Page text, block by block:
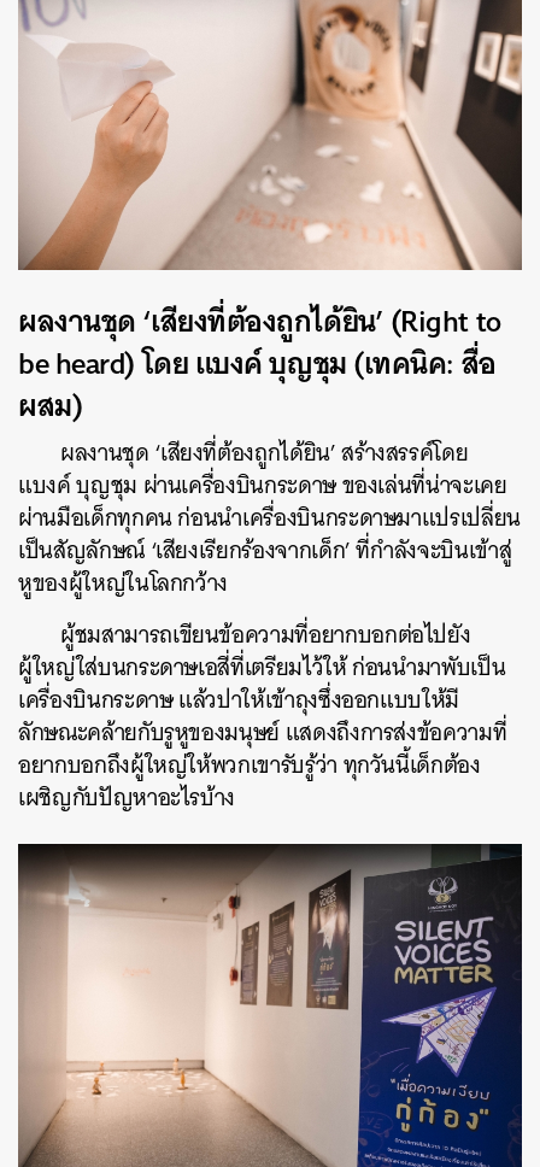
ผลงานชุด ‘เสียงที่ต้องถูกได้ยิน’ (Right to
be heard) โดย แบงค์ บุญชุม (เทคนิค: สื่อ
ผสม)
ผลงานชุด ‘เสียงที่ต้องถูกได้ยิน’ สร้างสรรค์โดย
แบงค์ บุญชุม ผ่านเครื่องบินกระดาษ ของเล่นที่น่าจะเคย
ผ่านมือเด็กทุกคน ก่อนนำเครื่องบินกระดาษมาแปรเปลี่ยน
เป็นสัญลักษณ์ ‘เสียงเรียกร้องจากเด็ก’ ที่กำลังจะบินเข้าสู่
หูของผู้ใหญ่ในโลกกว้าง
ผู้ชมสามารถเขียนข้อความที่อยากบอกต่อไปยัง
ผู้ใหญ่ใส่บนกระดาษเอสี่ที่เตรียมไว้ให้ ก่อนนำมาพับเป็น
เครื่องบินกระดาษ แล้วปาให้เข้าถุงซึ่งออกแบบให้มี
ลักษณะคล้ายกับรูหูของมนุษย์ แสดงถึงการส่งข้อความที่
อยากบอกถึงผู้ใหญ่ให้พวกเขารับรู้ว่า ทุกวันนี้เด็กต้อง
เผชิญกับปัญหาอะไรบ้าง